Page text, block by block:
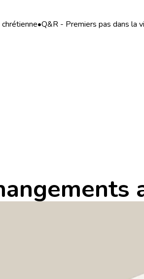
•Q&R - Premiers pas dans la